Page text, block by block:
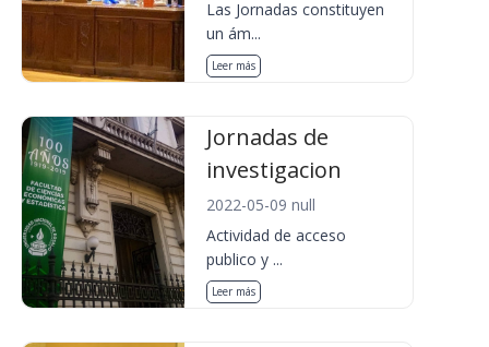
Las Jornadas constituyen
un ám...
Leer más
Jornadas de
investigacion
2022-05-09 null
Actividad de acceso
publico y ...
Leer más